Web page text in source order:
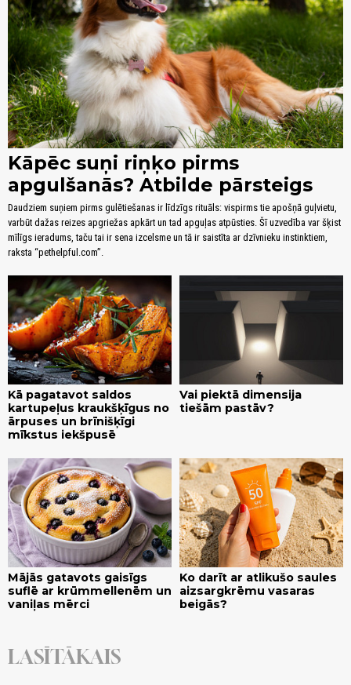
Kāpēc suņi riņķo pirms
apgulšanās? Atbilde pārsteigs
Daudziem suņiem pirms gulētiešanas ir līdzīgs rituāls: vispirms tie apošņā guļvietu,
varbūt dažas reizes apgriežas apkārt un tad apguļas atpūsties. Šī uzvedība var šķist
mīlīgs ieradums, taču tai ir sena izcelsme un tā ir saistīta ar dzīvnieku instinktiem,
raksta “pethelpful.com”.
Kā pagatavot saldos
kartupeļus kraukšķīgus no
ārpuses un brīnišķīgi
mīkstus iekšpusē
Vai piektā dimensija
tiešām pastāv?
Mājās gatavots gaisīgs
suflē ar krūmmellenēm un
vaniļas mērci
Ko darīt ar atlikušo saules
aizsargkrēmu vasaras
beigās?
LASĪTĀKAIS